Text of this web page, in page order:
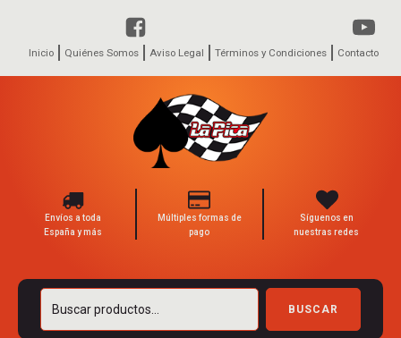
Inicio Quiénes Somos Aviso Legal Términos y Condiciones Contacto
Envíos a toda
España y más
Múltiples formas de
pago
Síguenos en
nuestras redes
Buscar
BUSCAR